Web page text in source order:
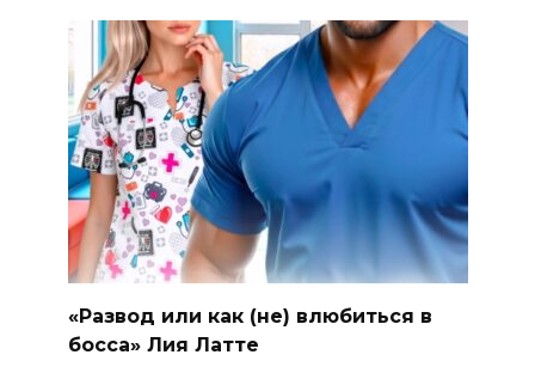
«Развод или как (не) влюбиться в
босса» Лия Латте